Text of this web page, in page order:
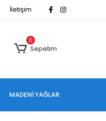
İletişim
0
Sepetim
MADENİ YAĞLAR